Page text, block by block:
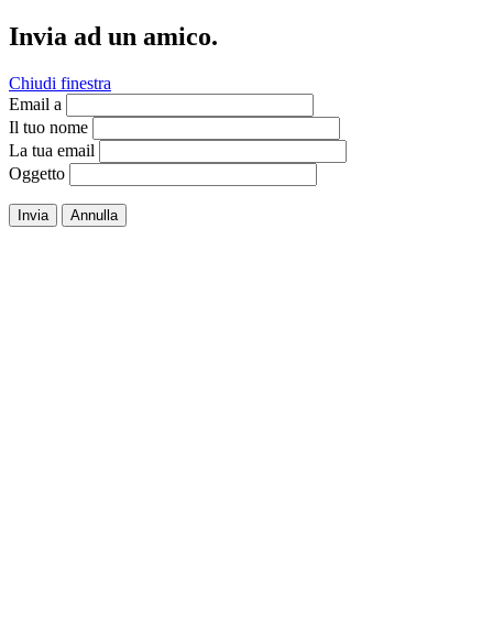
Invia ad un amico.
Chiudi finestra
Email a
Il tuo nome
La tua email
Oggetto
Invia Annulla